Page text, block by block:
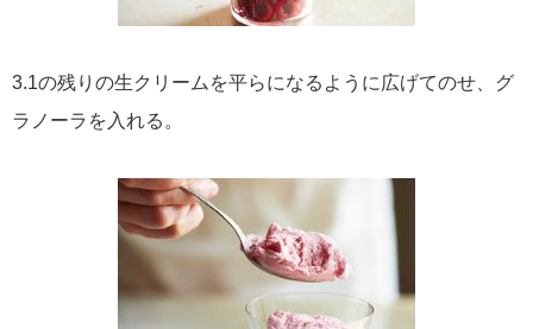
3.1の残りの生クリームを平らになるように広げてのせ、グ
ラノーラを入れる。